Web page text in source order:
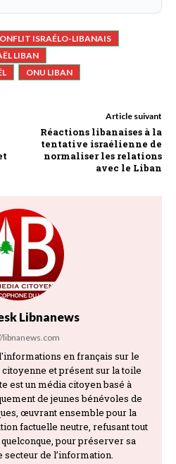
ISRAÉLO-LIBANAIS
LIBAN
ONU LIBAN
Article suivant
Réactions libanaises à la
tentative israélienne de
normaliser les relations
avec le Liban
Libnanews
libnanews.com
en français sur le
et présent sur la toile
est un média citoyen basé à
de jeunes bénévoles de
œuvrant ensemble pour la
factuelle neutre, refusant tout
pour préserver sa
de l’information.